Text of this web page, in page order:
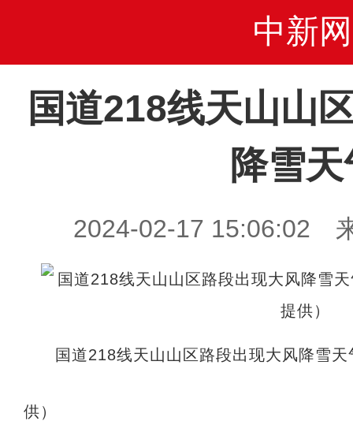
中新网
国道218线天山山
降雪
2024-02-17 15:06:02
国道218线天山山区路段出现大风降雪
供）